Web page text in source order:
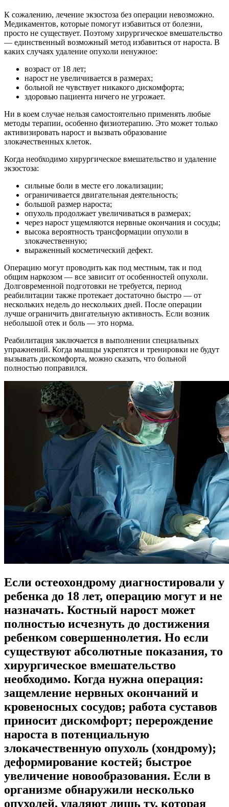
К сожалению, лечение экзостоза без операции невозможно.
Медикаментов, которые помогут избавиться от болезни,
просто не существует. Поэтому хирургическое вмешательство
— единственный возможный метод избавиться от нароста. В
каких случаях удаление опухоли ненужное:
возраст от 18 лет;
нарост не увеличивается в размерах;
больной не чувствует никакого дискомфорта;
здоровью пациента ничего не угрожает.
Ни в коем случае нельзя самостоятельно применять любые
методы терапии, особенно физиотерапию. Это может только
активизировать нарост и вызвать образование
злокачественных клеток.
Когда необходимо хирургическое вмешательство и удаление
экзостоза:
сильные боли в месте его локализации;
ограничивается двигательная деятельность;
большой размер нароста;
опухоль продолжает увеличиваться в размерах;
через нарост ущемляются нервные окончания и сосуды;
высока вероятность трансформации опухоли в
злокачественную;
выраженный косметический дефект.
Операцию могут проводить как под местным, так и под
общим наркозом — все зависит от особенностей опухоли.
Долговременной подготовки не требуется, период
реабилитации также протекает достаточно быстро — от
нескольких недель до нескольких дней. После операции
лучше ограничить двигательную активность. Если возник
небольшой отек и боль — это норма.
Реабилитация заключается в выполнении специальных
упражнений. Когда мышцы укрепятся и тренировки не будут
вызывать дискомфорта, можно сказать, что больной
полностью поправился.
Если остеохондрому диагностировали у
ребенка до 18 лет, операцию могут и не
назначать. Костный нарост может
полностью исчезнуть до достижения
ребенком совершеннолетия. Но если
существуют абсолютные показания, то
хирургическое вмешательство
необходимо. Когда нужна операция:
защемление нервных окончаний и
кровеносных сосудов; работа суставов
приносит дискомфорт; перерождение
нароста в потенциальную
злокачественную опухоль (хондрому);
деформирование костей; быстрое
увеличение новообразования. Если в
организме обнаружили несколько
опухолей, удаляют лишь ту, которая